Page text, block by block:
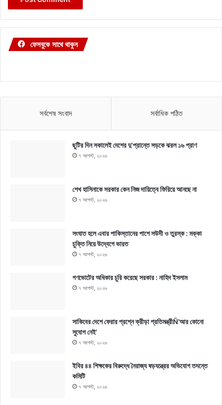
ফেসবুকে সাথে থাকুন
সর্বশেষ সংবাদ সর্বাধিক পঠিত
ছুটির দিন সকালেই দেশের দু’প্রান্তে সড়কে ঝরল ১৬ প্রাণ
৭ আগস্ট, ২০২৬
শেখ হাসিনাকে সরকার কেন নিজ দায়িত্বে ফিরিয়ে আনছে না
৭ আগস্ট, ২০২৬
সংঘাত হলে এবার পাকিস্তানের পাশে সউদী ও তুরস্ক : মক্কা
চুক্তি নিয়ে উদ্বেগে ভারত
৭ আগস্ট, ২০২৬
গণভোটের অধিকার চুরি করেছে সরকার : নাহিদ ইসলাম
৭ আগস্ট, ২০২৬
সাকিবের দেশে ফেরার প্রশ্নে ক্রীড়া প্রতিমন্ত্রীÑ‘আর কোনো
সুযোগ নেই’
৭ আগস্ট, ২০২৬
ইবির ৪৪ শিক্ষকের বিরুদ্ধে নৈরাজ্য ষড়যন্ত্রের অভিযোগ তদন্তে
কমিটি
৭ আগস্ট, ২০২৬